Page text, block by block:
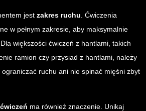
jest zakres ruchu . Ćwiczenia
w pełnym zakresie, aby maksymalnie
większości ćwiczeń z hantlami, takich
ramion czy przysiad z hantlami, należy
ruchu ani nie spinać mięśni zbyt
ma również znaczenie. Unikaj